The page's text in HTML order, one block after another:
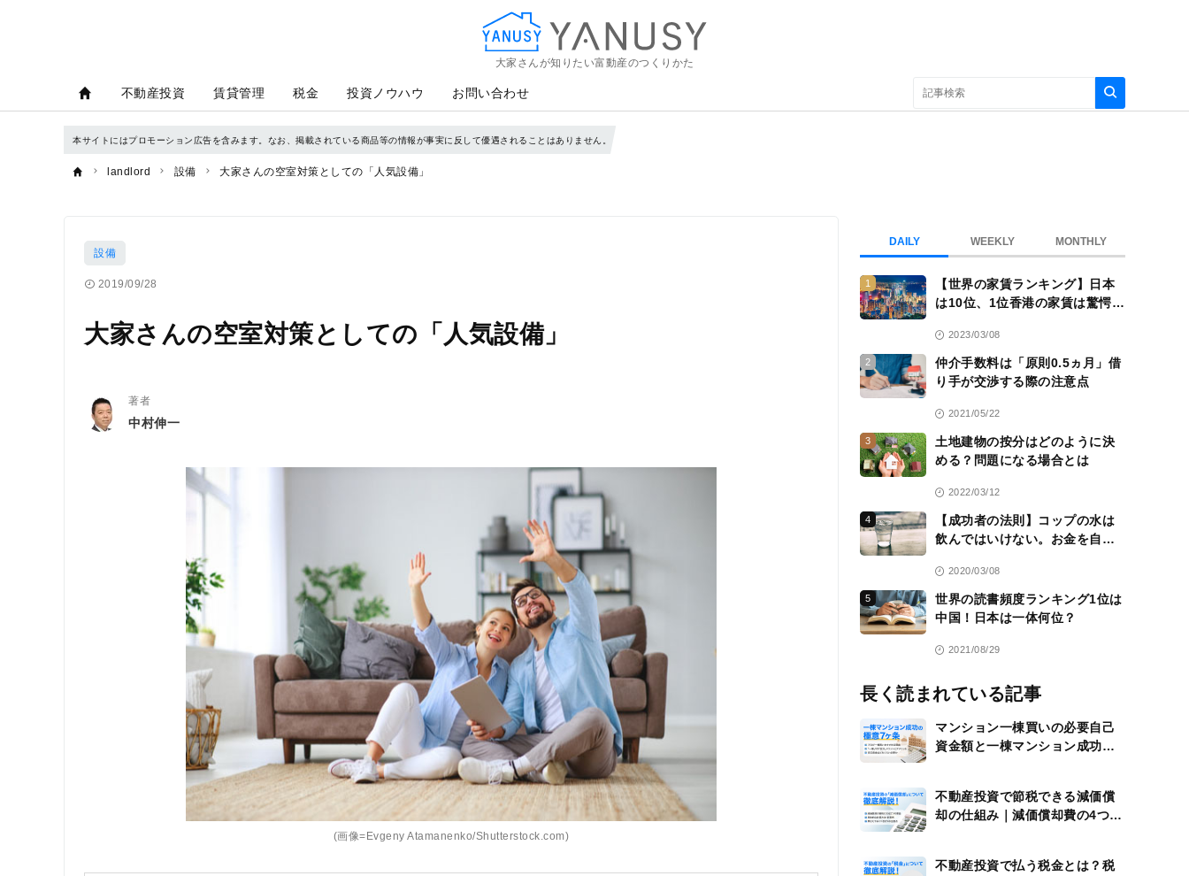
大家さんが知りたい富動産のつくりかた
不動産投資 賃貸管理 税金 投資ノウハウ お問い合わせ
本サイトにはプロモーション広告を含みます。なお、掲載されている商品等の情報が事実に反して優遇されることはありません。
landlord 設備 大家さんの空室対策としての「人気設備」
設備
2019/09/28
大家さんの空室対策としての「人気設備」
著者
中村伸一
(画像=Evgeny Atamanenko/Shutterstock.com)
DAILY WEEKLY MONTHLY
1
【世界の家賃ランキング】日本
は10位、1位香港の家賃は驚愕
2023/03/08
2
仲介手数料は「原則0.5ヵ月」借
り手が交渉する際の注意点
2021/05/22
3
土地建物の按分はどのように決
める？問題になる場合とは
2022/03/12
4
【成功者の法則】コップの水は
飲んではいけない。お金を自分
える2020/03/08
5
世界の読書頻度ランキング1位は
中国！日本は一体何位？
2021/08/29
長く読まれている記事
マンション一棟買いの必要自己
資金額と一棟マンション成功の
不動産投資で節税できる減価償
却の仕組み｜減価償却費の4つの
不動産投資で払う税金とは？税